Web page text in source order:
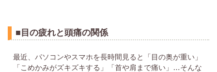
■目の疲れと頭痛の関係
最近、パソコンやスマホを長時間見ると「目の奥が重い」
「こめかみがズキズキする」「首や肩まで痛い」…そんな